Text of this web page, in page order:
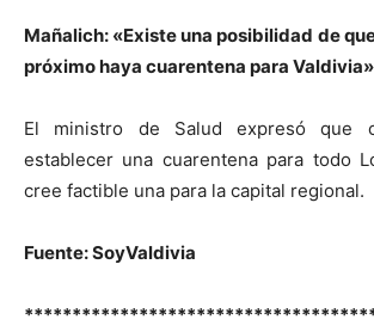
Mañalich: «Existe una posibilidad de
próximo haya cuarentena para Valdivia»
El ministro de Salud expresó que
establecer una cuarentena para todo
cree factible una para la capital regional.
Fuente: SoyValdivia